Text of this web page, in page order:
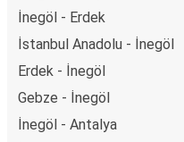
İnegöl - Erdek
İstanbul Anadolu - İnegöl
Erdek - İnegöl
Gebze - İnegöl
İnegöl - Antalya